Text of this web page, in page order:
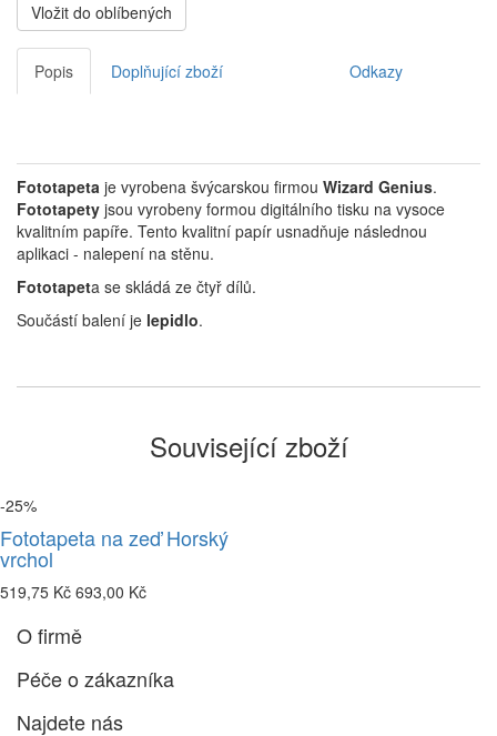
Vložit do oblíbených
Popis Doplňující zboží Odkazy
Fototapeta je vyrobena švýcarskou firmou Wizard Genius.
Fototapety jsou vyrobeny formou digitálního tisku na vysoce
kvalitním papíře. Tento kvalitní papír usnadňuje následnou
aplikaci - nalepení na stěnu.
Fototapeta se skládá ze čtyř dílů.
Součástí balení je lepidlo.
Související zboží
-25%
Fototapeta na zeď Horský
vrchol
519,75 Kč 693,00 Kč
O firmě
Péče o zákazníka
Najdete nás